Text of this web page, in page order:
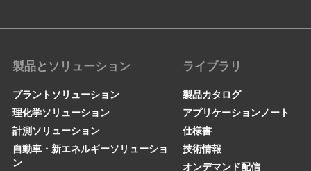
製品とソリューション
プラントソリューション
理化学ソリューション
計測ソリューション
自動車・新エネルギーソリューショ
ン
ライブラリ
製品カタログ
アプリケーションノート
仕様書
技術情報
オンデマンド配信